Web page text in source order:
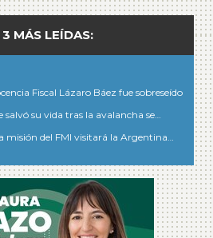
3 MÁS LEÍDAS:
Fiscal Lázaro Báez fue sobreseído
salvó su vida tras la avalancha se…
misión del FMI visitará la Argentina…